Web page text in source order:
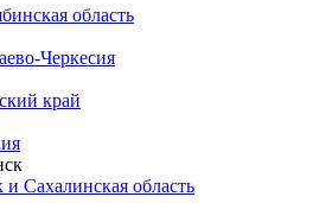
область
Черкесия
край
Сахалинская область